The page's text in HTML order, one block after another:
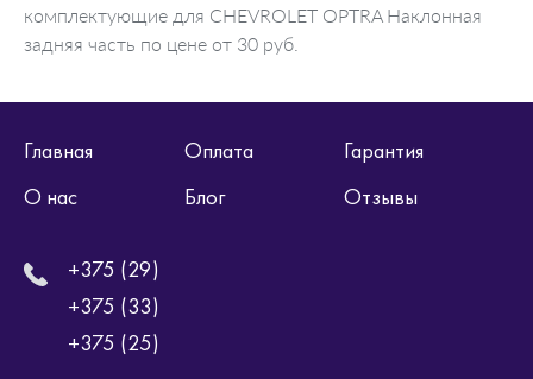
комплектующие для CHEVROLET OPTRA Наклонная
задняя часть по цене от 30 руб.
Главная Оплата
Гарантия
О нас
Блог Отзывы
+375 (29)
+375 (33)
+375 (25)